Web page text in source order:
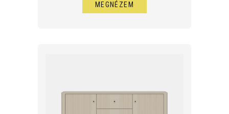
MEGNÉZEM